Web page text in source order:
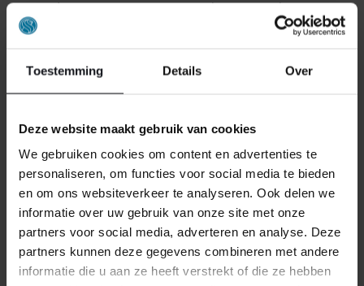
Toestemming Details Over
Deze website maakt gebruik van cookies
We gebruiken cookies om content en advertenties te
personaliseren, om functies voor social media te bieden
en om ons websiteverkeer te analyseren. Ook delen we
informatie over uw gebruik van onze site met onze
partners voor social media, adverteren en analyse. Deze
partners kunnen deze gegevens combineren met andere
informatie die u aan ze heeft verstrekt of die ze hebben
ervoor dat u met vertrouwen uw keuze maakt.
beddenwinkel voor Leiden, maar ook bekend in andere
Noord-Holland, staat persoonlijke service centraal.
MAAK ER EEN GEZELLIG DAGJE
UIT VAN BIJ AMSTERDAM VILLA
ARENA
Onze beddenwinkel nabij Leiden is gevestigd in
Amsterdam Villa Arena. Dat maakt uw bezoek extra